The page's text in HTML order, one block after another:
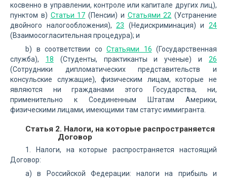
косвенно в управлении, контроле или капитале других лиц),
пунктом в) Статьи 17 (Пенсии) и Статьями 22 (Устранение
двойного налогообложения),23 (Недискриминация) и24
(Взаимосогласительная процедура); и
b) в соответствии со Статьями 16 (Государственная
служба), 18 (Студенты, практиканты и ученые) и26
(Сотрудники дипломатических представительств и
консульские служащие), физическим лицам, которые не
являются ни гражданами этого Государства, ни,
применительно к Соединенным Штатам Америки,
физическими лицами, имеющими там статус иммигранта.
Статья 2. Налоги, на которые распространяется
Договор
1. Налоги, на которые распространяется настоящий
Договор:
a) в Российской Федерации: налоги на прибыль и